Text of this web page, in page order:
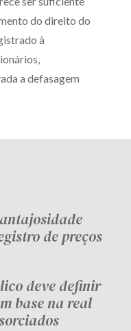
do direito do
à
a defasagem
de preços
deve definir
base na real